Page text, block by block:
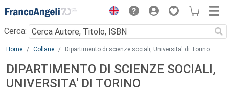
Menu
Cerca:
Main content
Home Collane Dipartimento di scienze sociali, Universita' di Torino
DIPARTIMENTO DI SCIENZE SOCIALI,
UNIVERSITA' DI TORINO